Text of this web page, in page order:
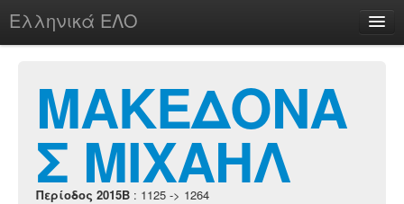
Ελληνικά ΕΛΟ
chesstu.be @ discord
Login
ΜΑΚΕΔΟΝΑ
Σ ΜΙΧΑΗΛ
Περίοδος 2015B : 1125 -> 1264